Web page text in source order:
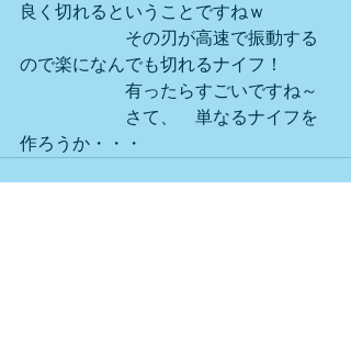
良く切れるということですねｗ
その刃が高速で振動する
ので楽になんでも切れるナイフ！
有ったらすごいですね～
さて、　単なるナイフを
作ろうか・・・